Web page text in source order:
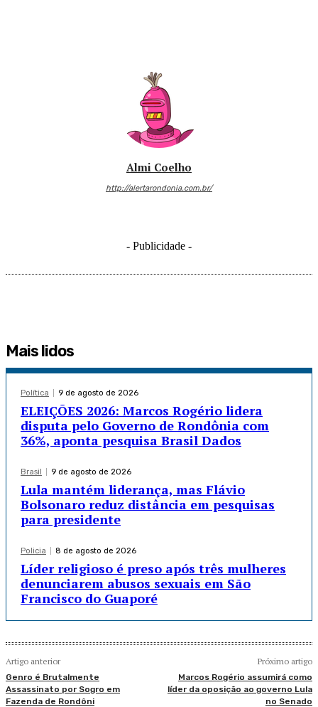
Almi Coelho
http://alertarondonia.com.br/
- Publicidade -
Mais lidos
Política 9 de agosto de 2026
ELEIÇÕES 2026: Marcos Rogério lidera
disputa pelo Governo de Rondônia com
36%, aponta pesquisa Brasil Dados
Brasil 9 de agosto de 2026
Lula mantém liderança, mas Flávio
Bolsonaro reduz distância em pesquisas
para presidente
Policia 8 de agosto de 2026
Líder religioso é preso após três mulheres
denunciarem abusos sexuais em São
Francisco do Guaporé
Artigo anterior
Genro é Brutalmente
Assassinato por Sogro em
Fazenda de Rondôni
Próximo artigo
Marcos Rogério assumirá como
líder da oposição ao governo Lula
no Senado